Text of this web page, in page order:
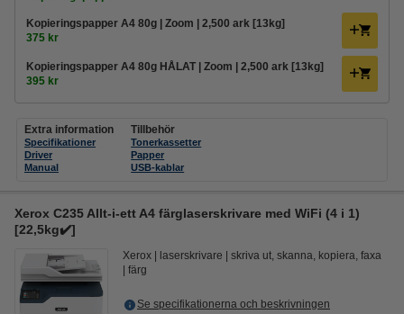
Kopieringspapper A4 80g | Zoom | 2,500 ark [13kg]
375 kr
Kopieringspapper A4 80g HÅLAT | Zoom | 2,500 ark [13kg]
395 kr
Extra information
Specifikationer
Driver
Manual
Tillbehör
Tonerkassetter
Papper
USB-kablar
Xerox C235 Allt-i-ett A4 färglaserskrivare med WiFi (4 i 1)
[22,5kg✔️]
Xerox laserskrivare
skriva ut, skanna, kopiera, faxa
färg
Se specifikationerna och beskrivningen